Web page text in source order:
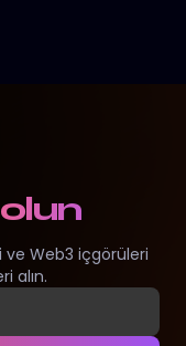
ve Web3 içgörüleri
alın.